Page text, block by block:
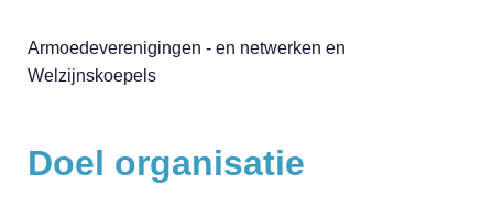
Armoedeverenigingen - en netwerken en
Welzijnskoepels
Doel organisatie